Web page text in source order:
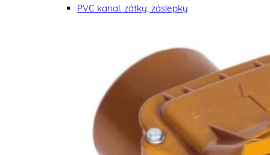
PVC kanal. zátky, záslepky